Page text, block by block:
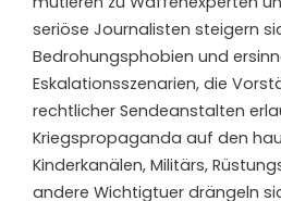
seriöse Journalisten steigern
Bedrohungsphobien und
Eskalationsszenarien, die
rechtlicher Sendeanstalten
Kriegspropaganda auf den
Kinderkanälen, Militärs,
andere Wichtigtuer drängeln